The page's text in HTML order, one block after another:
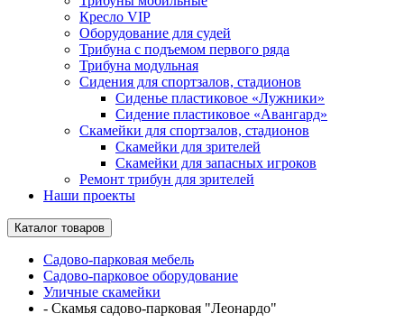
Кресло VIP
Оборудование для судей
Трибуна с подъемом первого ряда
Трибуна модульная
Сидения для спортзалов, стадионов
Сиденье пластиковое «Лужники»
Сидение пластиковое «Авангард»
Скамейки для спортзалов, стадионов
Скамейки для зрителей
Скамейки для запасных игроков
Ремонт трибун для зрителей
Наши проекты
Каталог товаров
Садово-парковая мебель
Садово-парковое оборудование
Уличные скамейки
- Скамья садово-парковая "Леонардо"